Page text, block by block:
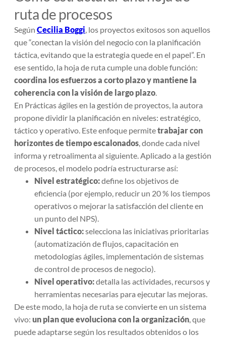
ruta de procesos
Según Cecilia Boggi, los proyectos exitosos son aquellos
que “conectan la visión del negocio con la planificación
táctica, evitando que la estrategia quede en el papel”. En
ese sentido, la hoja de ruta cumple una doble función:
coordina los esfuerzos a corto plazo y mantiene la
coherencia con la visión de largo plazo.
En Prácticas ágiles en la gestión de proyectos, la autora
propone dividir la planificación en niveles: estratégico,
táctico y operativo. Este enfoque permitetrabajar con
horizontes de tiempo escalonados, donde cada nivel
informa y retroalimenta al siguiente. Aplicado a la gestión
de procesos, el modelo podría estructurarse así:
Nivel estratégico:define los objetivos de
eficiencia (por ejemplo, reducir un 20 % los tiempos
operativos o mejorar la satisfacción del cliente en
un punto del NPS).
Nivel táctico:selecciona las iniciativas prioritarias
(automatización de flujos, capacitación en
metodologías ágiles, implementación de sistemas
de control de procesos de negocio).
Nivel operativo:detalla las actividades, recursos y
herramientas necesarias para ejecutar las mejoras.
De este modo, la hoja de ruta se convierte en un sistema
vivo: un plan que evoluciona con la organización, que
puede adaptarse según los resultados obtenidos o los